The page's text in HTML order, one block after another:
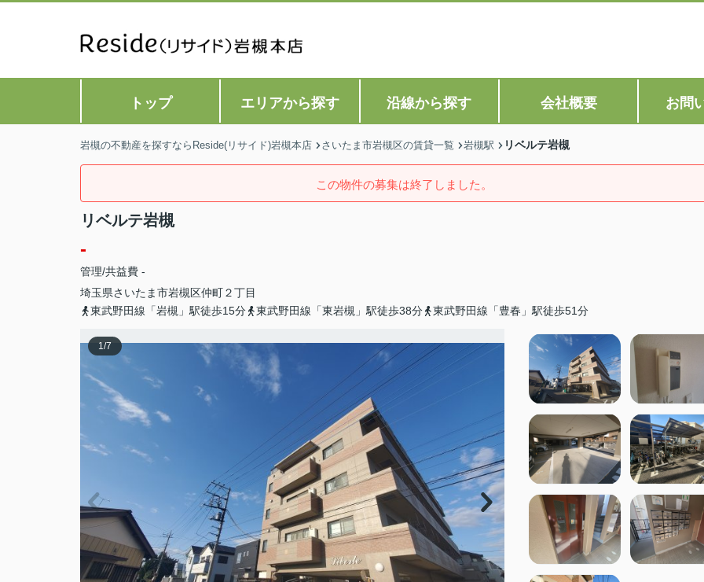
トップ エリアから探す 沿線から探す 会社概要 お問
岩槻の不動産を探すならReside(リサイド)岩槻本店 さいたま市岩槻区の賃貸一覧 岩槻駅 リベルテ岩槻
この物件の募集は終了しました。
リベルテ岩槻
-
管理/共益費 -
埼玉県さいたま市岩槻区仲町２丁目
東武野田線「岩槻」駅徒歩15分
東武野田線「東岩槻」駅徒歩38分 東武野田線「豊春」駅徒歩51分
1/7